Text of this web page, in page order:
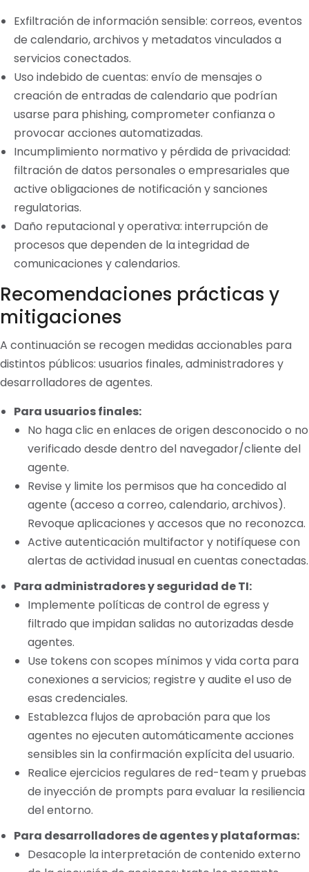
Exfiltración de información sensible: correos, eventos
de calendario, archivos y metadatos vinculados a
servicios conectados.
Uso indebido de cuentas: envío de mensajes o
creación de entradas de calendario que podrían
usarse para phishing, comprometer confianza o
provocar acciones automatizadas.
Incumplimiento normativo y pérdida de privacidad:
filtración de datos personales o empresariales que
active obligaciones de notificación y sanciones
regulatorias.
Daño reputacional y operativa: interrupción de
procesos que dependen de la integridad de
comunicaciones y calendarios.
Recomendaciones prácticas y
mitigaciones
A continuación se recogen medidas accionables para
distintos públicos: usuarios finales, administradores y
desarrolladores de agentes.
Para usuarios finales:
No haga clic en enlaces de origen desconocido o no
verificado desde dentro del navegador/cliente del
agente.
Revise y limite los permisos que ha concedido al
agente (acceso a correo, calendario, archivos).
Revoque aplicaciones y accesos que no reconozca.
Active autenticación multifactor y notifíquese con
alertas de actividad inusual en cuentas conectadas.
Para administradores y seguridad de TI:
Implemente políticas de control de egress y
filtrado que impidan salidas no autorizadas desde
agentes.
Use tokens con scopes mínimos y vida corta para
conexiones a servicios; registre y audite el uso de
esas credenciales.
Establezca flujos de aprobación para que los
agentes no ejecuten automáticamente acciones
sensibles sin la confirmación explícita del usuario.
Realice ejercicios regulares de red-team y pruebas
de inyección de prompts para evaluar la resiliencia
del entorno.
Para desarrolladores de agentes y plataformas:
Desacople la interpretación de contenido externo